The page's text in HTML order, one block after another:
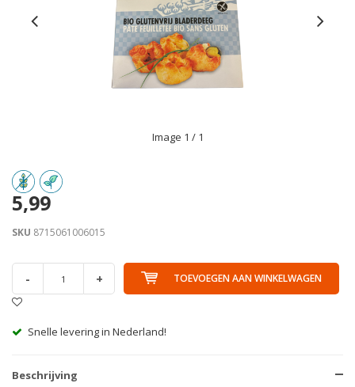
Image 1 / 1
5,99
SKU 8715061006015
- + TOEVOEGEN AAN WINKELWAGEN
Snelle levering in Nederland!
Beschrijving